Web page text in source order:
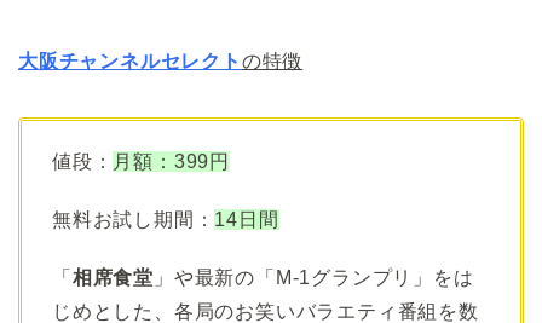
大阪チャンネルセレクト の特徴
値段： 月額：399円
無料お試し期間： 14日間
「 相席食堂 」や最新の「M-1グランプリ」をは
じめとした、各局のお笑いバラエティ番組を数